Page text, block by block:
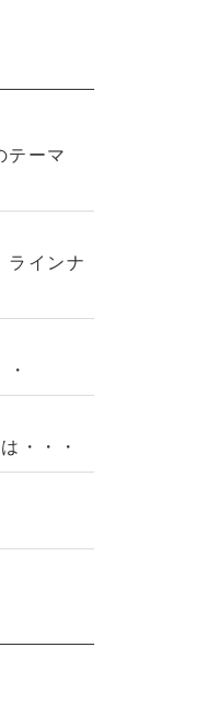
テーマ
ラインナ
・・・